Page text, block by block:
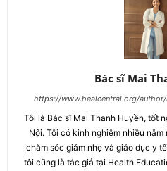
Bác sĩ Mai
https://www.healcentral.org/
Tôi là Bác sĩ Mai Thanh Huyền, tốt
Nội. Tôi có kinh nghiệm nhiều
chăm sóc giảm nhẹ và giáo dục y
tôi cũng là tác giả tại Health